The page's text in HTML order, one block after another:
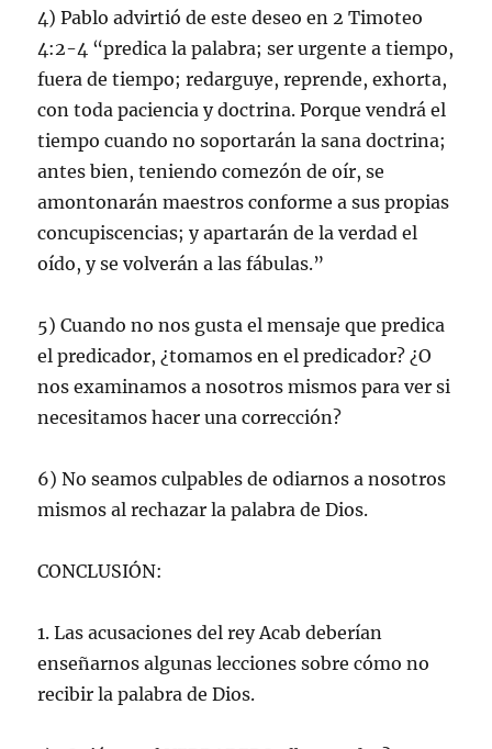
4) Pablo advirtió de este deseo en 2 Timoteo
4:2-4 “predica la palabra; ser urgente a tiempo,
fuera de tiempo; redarguye, reprende, exhorta,
con toda paciencia y doctrina. Porque vendrá el
tiempo cuando no soportarán la sana doctrina;
antes bien, teniendo comezón de oír, se
amontonarán maestros conforme a sus propias
concupiscencias; y apartarán de la verdad el
oído, y se volverán a las fábulas.”
5) Cuando no nos gusta el mensaje que predica
el predicador, ¿tomamos en el predicador? ¿O
nos examinamos a nosotros mismos para ver si
necesitamos hacer una corrección?
6) No seamos culpables de odiarnos a nosotros
mismos al rechazar la palabra de Dios.
CONCLUSIÓN:
1. Las acusaciones del rey Acab deberían
enseñarnos algunas lecciones sobre cómo no
recibir la palabra de Dios.